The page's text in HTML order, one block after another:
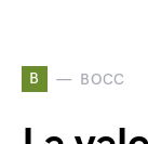
B BOCC